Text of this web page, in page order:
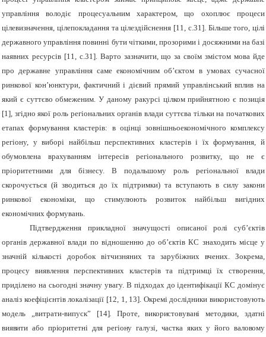
управління володіє процесуальним характером, що охоплює процеси
цілевизначення, цілепокладання та цілездійснення [11, с.31]. Більше того, цілі
державного управління повинні бути чіткими, прозорими і досяжними на базі
наявних ресурсів [11, с.31]. Варто зазначити, що за своїм змістом мова йде
про державне управління саме економічним об’єктом в умовах сучасної
ринкової кон’юнктури, фактичний і дієвий прямий управлінський вплив на
який є суттєво обмеженим. У даному ракурсі цілком прийнятною є позиція
[1], згідно якої роль регіональних органів влади суттєва тільки на початкових
етапах формування кластерів: в оцінці зовнішньоекономічного комплексу
регіону, у виборі найбільш перспективних кластерів і їх формування, й
обумовлена врахуванням інтересів регіонального розвитку, що не є
пріоритетними для бізнесу. В подальшому роль регіональної влади
скорочується (й зводиться до їх підтримки) та вступають в силу закони
ринкової економіки, що стимулюють розвиток найбільш вигідних
економічних формувань.
Підтвердження прикладної значущості описаної ролі суб’єктів
органів державної влади по відношенню до об’єктів КС знаходить місце у
значній кількості доробок вітчизняних та зарубіжних вчених. Зокрема,
процесу виявлення перспективних кластерів та підтримці їх створення,
приділено на сьогодні значну увагу. В підходах до ідентифікації КС домінує
аналіз коефіцієнтів локалізації [12, 1, 13]. Окремі дослідники використовують
модель „витрати-випуск” [14]. Проте, використовувані методики, здатні
виявити або пріоритетні для регіону галузі, частка яких у його валовому